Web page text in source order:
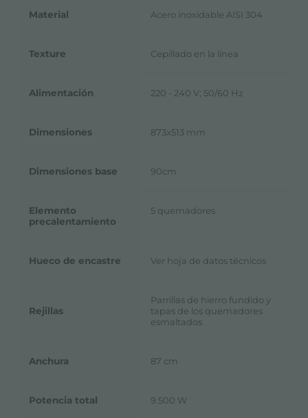
Material Acero inoxidable AISI 304
Texture Cepillado en la línea
Alimentación 220 - 240 V; 50/60 Hz
Dimensiones 873x513 mm
Dimensiones base 90cm
Elemento
precalentamiento
5 quemadores
Hueco de encastre Ver hoja de datos técnicos
Rejillas
Parrillas de hierro fundido y
tapas de los quemadores
esmaltados
Anchura 87 cm
Potencia total 9.500 W